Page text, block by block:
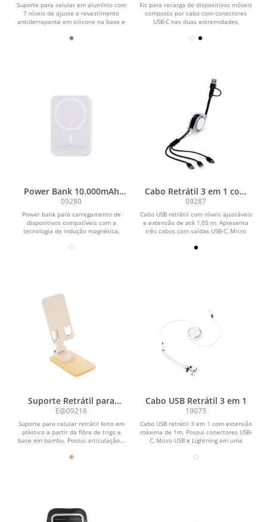
Suporte para celular em alumínio com
7 níveis de ajuste e revestimento
antiderrapante em silicone na base e
Kit para recarga de dispositivos móveis
composto por cabo com conectores
USB-C nas duas extremidades,
Power Bank 10.000mAh
com Carregamento via
Indução
09280
Power bank para carregamento de
dispositivos compatíveis com a
tecnologia de indução magnética,
Cabo Retrátil 3 em 1 com
Adaptador
09287
Cabo USB retrátil com níveis ajustáveis
e extensão de até 1,05 m. Apresenta
três cabos com saídas USB-C, Micro
Suporte Retrátil para
Celular
E@09218
Suporte para celular retrátil feito em
plástico a partir da fibra de trigo e
base em bambu. Possui articulação...
Cabo USB Retrátil 3 em 1
19073
Cabo USB retrátil 3 em 1 com extensão
máxima de 1m. Possui conectores USB-
C, Micro USB e Lightning em uma